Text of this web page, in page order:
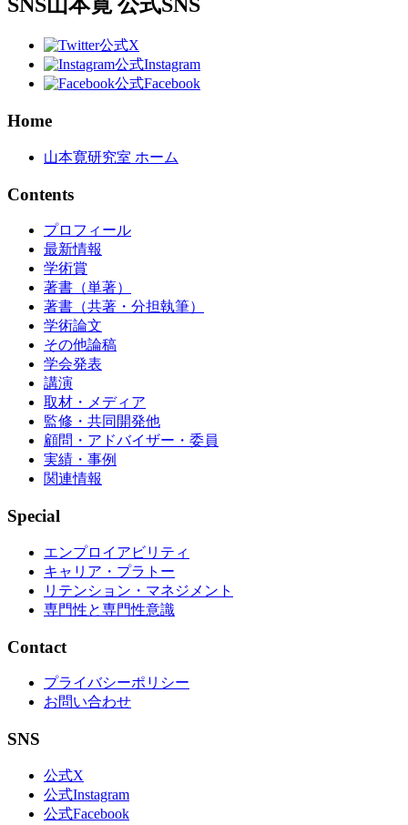
公式X
公式Instagram
公式Facebook
Home
山本寛研究室 ホーム
Contents
プロフィール
最新情報
学術賞
著書（単著）
著書（共著・分担執筆）
学術論文
その他論稿
学会発表
講演
取材・メディア
監修・共同開発他
顧問・アドバイザー・委員
実績・事例
関連情報
Special
エンプロイアビリティ
キャリア・プラトー
リテンション・マネジメント
専門性と専門性意識
Contact
プライバシーポリシー
お問い合わせ
SNS
公式X
公式Instagram
公式Facebook